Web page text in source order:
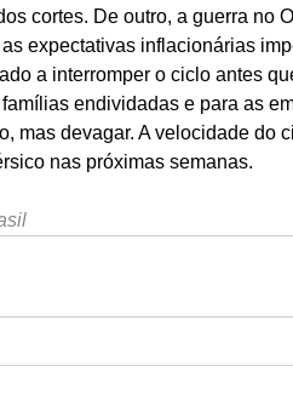
cortes. De outro, a guerra no
expectativas inflacionárias
a interromper o ciclo antes
endividadas e para as
mas devagar. A velocidade do
nas próximas semanas.